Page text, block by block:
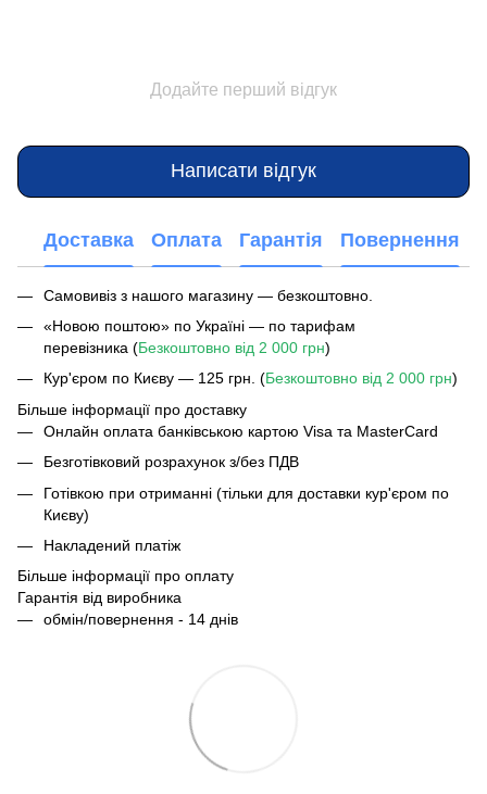
Додайте перший відгук
Написати відгук
Доставка Оплата Гарантія Повернення
Самовивіз з нашого магазину — безкоштовно.
«Новою поштою» по Україні — по тарифам
перевізника (Безкоштовно від 2 000 грн)
Кур'єром по Києву — 125 грн. (Безкоштовно від 2 000 грн)
Більше інформації про доставку
Онлайн оплата банківською картою Visa та MasterCard
Безготівковий розрахунок з/без ПДВ
Готівкою при отриманні (тільки для доставки кур'єром по
Києву)
Накладений платіж
Більше інформації про оплату
Гарантія від виробника
обмін/повернення - 14 днів